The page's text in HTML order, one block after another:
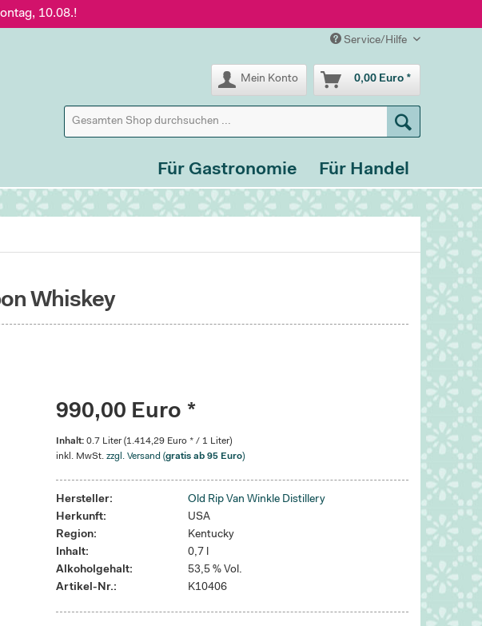
10.08.!
Warenwert
10.08.!
Service/Hilfe
Mein Konto 0,00 Euro *
Für Handel
Für Gastronomie
Whiskey
990,00 Euro *
Inhalt:0.7 Liter (1.414,29 Euro * / 1 Liter)
inkl. MwSt.zzgl. Versand (gratis ab 95 Euro)
Hersteller:
Old Rip Van Winkle Distillery
Herkunft:
USA
Region:
Kentucky
Inhalt:
0,7 l
Alkoholgehalt:
53,5 % Vol.
Artikel-Nr.:
K10406